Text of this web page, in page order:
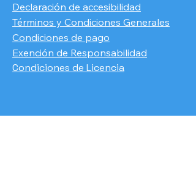
Declaración de accesibilidad
Términos y Condiciones Generales
Condiciones de pago
​Exención de Responsabilidad
Condiciones de Licencia